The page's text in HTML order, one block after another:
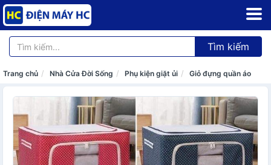
Tìm kiếm
Trang chủ Nhà Cửa Đời Sống Phụ kiện giặt ủi Giỏ đựng quần áo